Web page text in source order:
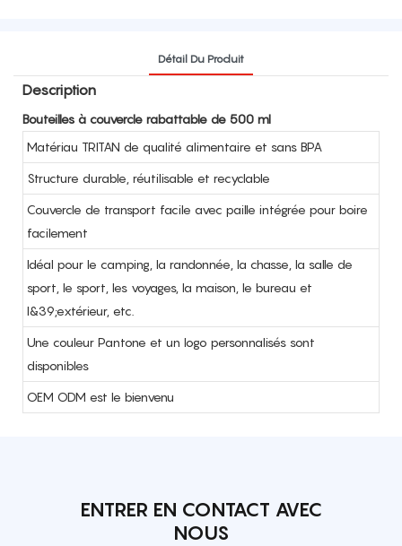
Détail Du Produit
Description
Bouteilles à couvercle rabattable de 500 ml
Matériau TRITAN de qualité alimentaire et sans BPA
Structure durable, réutilisable et recyclable
Couvercle de transport facile avec paille intégrée pour boire
facilement
Idéal pour le camping, la randonnée, la chasse, la salle de
sport, le sport, les voyages, la maison, le bureau et
l&39;extérieur, etc.
Une couleur Pantone et un logo personnalisés sont
disponibles
OEM ODM est le bienvenu
ENTRER EN CONTACT AVEC
NOUS